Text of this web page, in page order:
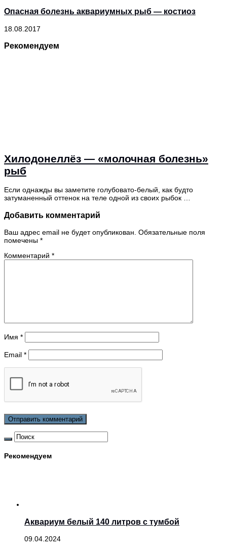
Опасная болезнь аквариумных рыб — костиоз
18.08.2017
Рекомендуем
Хилодонеллёз — «молочная болезнь»
рыб
Если однажды вы заметите голубовато-белый, как будто
затуманенный оттенок на теле одной из своих рыбок …
Добавить комментарий
Ваш адрес email не будет опубликован. Обязательные поля
помечены *
Комментарий *
Имя *
Email *
Рекомендуем
Аквариум белый 140 литров с тумбой
09.04.2024